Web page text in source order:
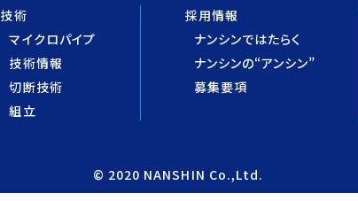
技術
マイクロパイプ
技術情報
切断技術
組立
採用情報
ナンシンではたらく
ナンシンの“アンシン”
募集要項
© 2020 NANSHIN Co.,Ltd.